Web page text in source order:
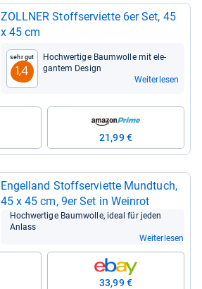
ZOLL­NER Stoffs­er­vi­ette 6er Set, 45
x 45 cm
Sehr gut
1,4
Hoch­wer­tige Baum­wolle mit ele­
gan­tem Design
Weiterlesen
21,99 €
Engel­land Stoffs­er­vi­ette Mund­tuch,
45 x 45 cm, 9er Set in Wein­rot
Hoch­wer­tige Baum­wolle, ideal für jeden
Anlass
Weiterlesen
33,99 €